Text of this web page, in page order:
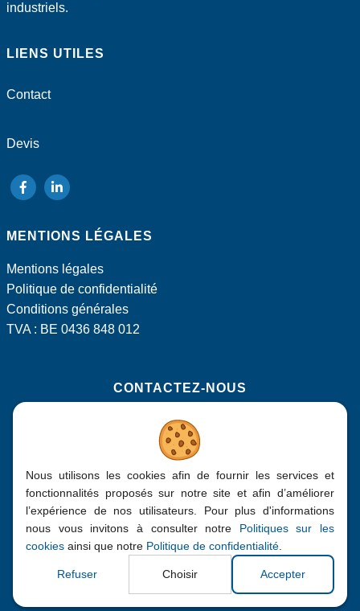
Nous utilisons les cookies afin de fournir les services et
fonctionnalités proposés sur notre site et afin d’améliorer
l’expérience de nos utilisateurs. Pour plus d'informations
nous vous invitons à consulter notre Politiques sur les
cookies ainsi que notre Politique de confidentialité
Refuser Choisir Accepter
industriels.
LIENS UTILES
Contact
Devis
suivez-
sur
suivez-
sur
MENTIONS LÉGALES
Mentions légales
Politique de confidentialité
Conditions générales
TVA : BE 0436 848 012
CONTACTEZ-NOUS
Rue Isidore Derèse 171, 5190 Jemeppe-sur-Sambre
+32 (0)71 750 600
info@bepa.be
2016 - 2026| Bepa, Tous droits réservés
Site web réalisé parWeb Solution Way